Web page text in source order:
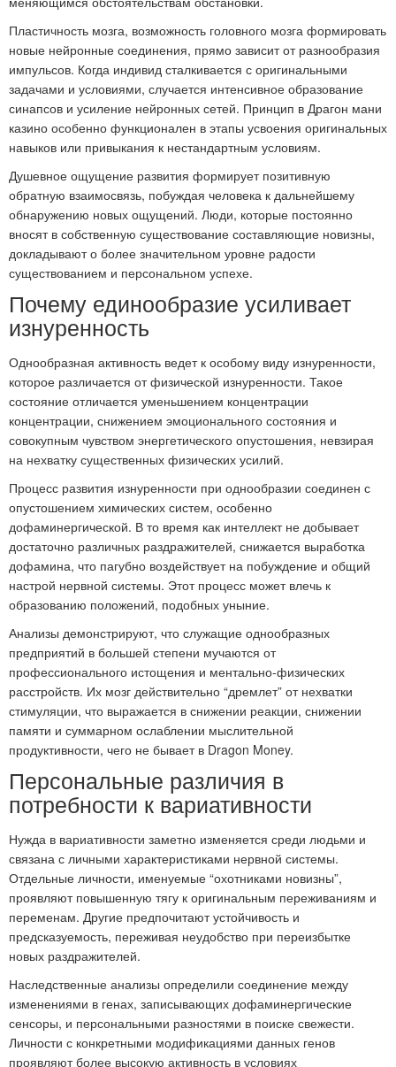
Пластичность мозга, возможность головного мозга формировать
новые нейронные соединения, прямо зависит от разнообразия
импульсов. Когда индивид сталкивается с оригинальными
задачами и условиями, случается интенсивное образование
синапсов и усиление нейронных сетей. Принцип в Драгон мани
казино особенно функционален в этапы усвоения оригинальных
навыков или привыкания к нестандартным условиям.
Душевное ощущение развития формирует позитивную
обратную взаимосвязь, побуждая человека к дальнейшему
обнаружению новых ощущений. Люди, которые постоянно
вносят в собственную существование составляющие новизны,
докладывают о более значительном уровне радости
существованием и персональном успехе.
Почему единообразие усиливает
изнуренность
Однообразная активность ведет к особому виду изнуренности,
которое различается от физической изнуренности. Такое
состояние отличается уменьшением концентрации
концентрации, снижением эмоционального состояния и
совокупным чувством энергетического опустошения, невзирая
на нехватку существенных физических усилий.
Процесс развития изнуренности при однообразии соединен с
опустошением химических систем, особенно
дофаминергической. В то время как интеллект не добывает
достаточно различных раздражителей, снижается выработка
дофамина, что пагубно воздействует на побуждение и общий
настрой нервной системы. Этот процесс может влечь к
образованию положений, подобных уныние.
Анализы демонстрируют, что служащие однообразных
предприятий в большей степени мучаются от
профессионального истощения и ментально-физических
расстройств. Их мозг действительно “дремлет” от нехватки
стимуляции, что выражается в снижении реакции, снижении
памяти и суммарном ослаблении мыслительной
продуктивности, чего не бывает в Dragon Money.
Персональные различия в
потребности к вариативности
Нужда в вариативности заметно изменяется среди людьми и
связана с личными характеристиками нервной системы.
Отдельные личности, именуемые “охотниками новизны”,
проявляют повышенную тягу к оригинальным переживаниям и
переменам. Другие предпочитают устойчивость и
предсказуемость, переживая неудобство при переизбытке
новых раздражителей.
Наследственные анализы определили соединение между
изменениями в генах, записывающих дофаминергические
сенсоры, и персональными разностями в поиске свежести.
Личности с конкретными модификациями данных генов
проявляют более высокую активность в условиях